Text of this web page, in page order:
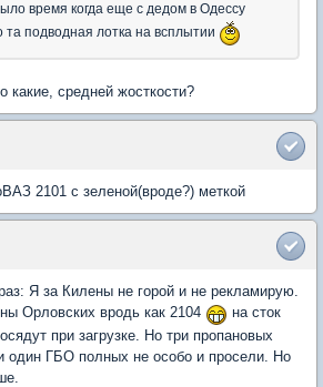
время когда еще с дедом в Одессу
та подводная лотка на всплытии
какие, средней жосткости?
2101 с зеленой(вроде?) меткой
Я за Килены не горой и не рекламирую.
Орловских вродь как 2104
на сток
при загрузке. Но три пропановых
один ГБО полных не особо и просели. Но